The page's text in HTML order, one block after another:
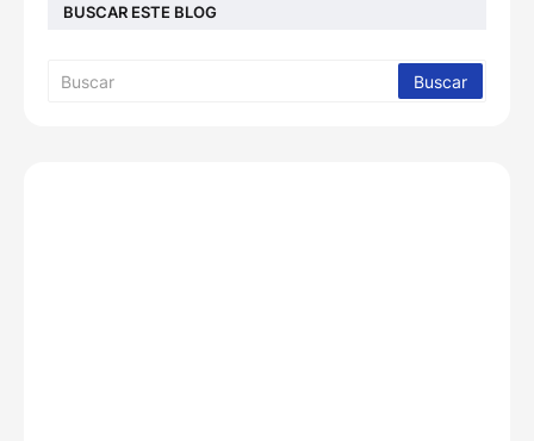
BUSCAR ESTE BLOG